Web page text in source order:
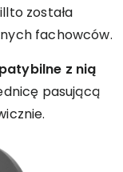
została
fachowców.
z nią
pasującą